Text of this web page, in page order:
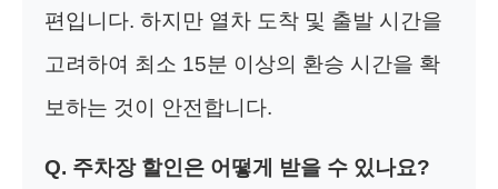
편입니다. 하지만 열차 도착 및 출발 시간을
고려하여 최소 15분 이상의 환승 시간을 확
보하는 것이 안전합니다.
Q. 주차장 할인은 어떻게 받을 수 있나요?